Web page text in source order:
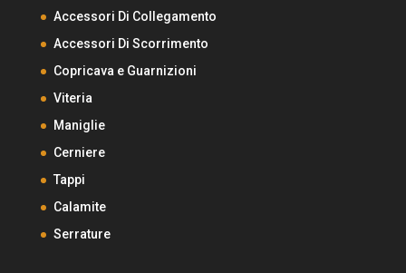
Accessori Di Collegamento
Accessori Di Scorrimento
Copricava e Guarnizioni
Viteria
Maniglie
Cerniere
Tappi
Calamite
Serrature